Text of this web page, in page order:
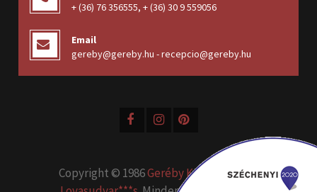
+ (36) 76 356555, + (36) 30 9 559056
Email
gereby@gereby.hu - recepcio@gereby.hu
Copyright © 1986Geréby Kúria Hotel és